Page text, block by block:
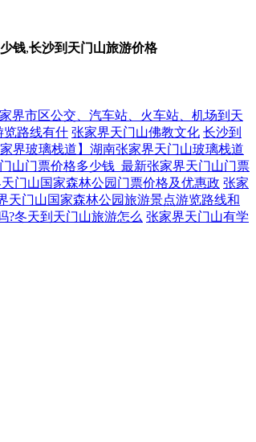
钱,长沙到天门山旅游价格
界市区公交、汽车站、火车站、机场到天
览路线有什 张家界天门山佛教文化 长沙到
家界玻璃栈道】湖南张家界天门山玻璃栈道
山门票价格多少钱_最新张家界天门山门票
天门山国家森林公园门票价格及优惠政 张家
天门山国家森林公园旅游景点游览路线和
?冬天到天门山旅游怎么 张家界天门山有学